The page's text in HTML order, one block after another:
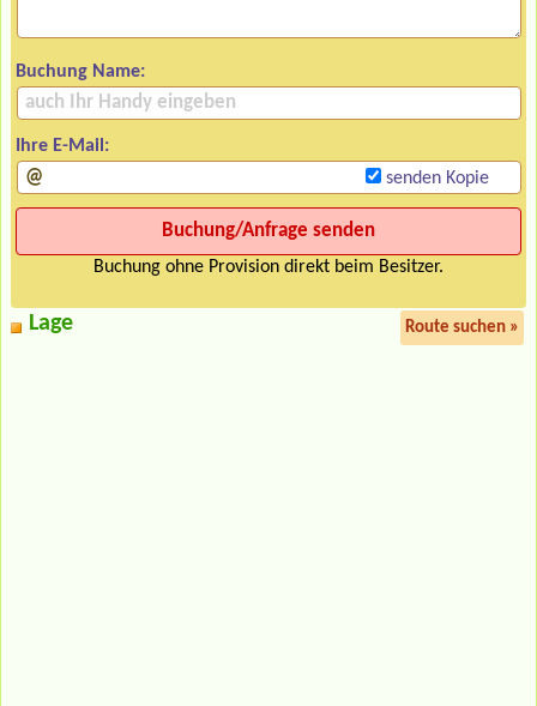
Buchung Name:
Ihre E-Mail:
senden Kopie
Buchung ohne Provision direkt beim Besitzer.
Lage Route suchen »